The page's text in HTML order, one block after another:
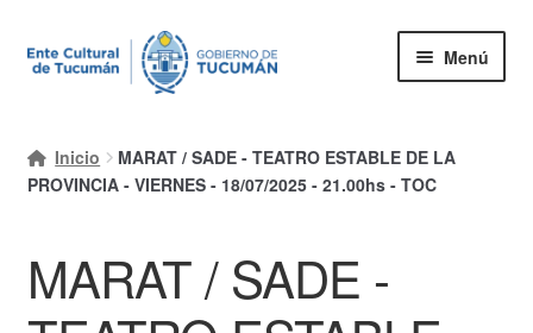
Ir
a
Ir
al
Menú
Mi cuenta
Finalizar compra
Inicio
MARAT / SADE - TEATRO ESTABLE DE LA
PROVINCIA - VIERNES - 18/07/2025 - 21.00hs - TOC
MARAT / SADE -